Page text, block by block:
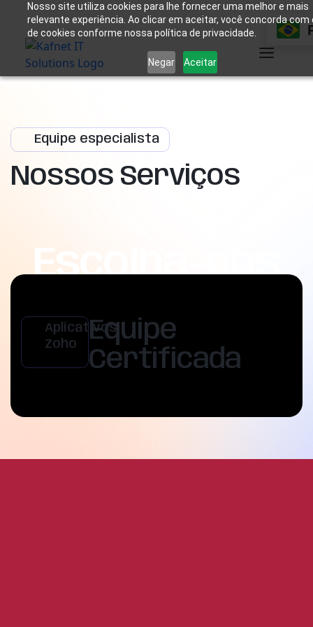
Nosso site utiliza cookies para lhe fornecer uma melhor e mais
relevante experiência. Ao clicar em aceitar, você concorda com
de cookies conforme nossa política de privacidade.
Negar Aceitar
Equipe especialista
Nossos Serviços
Escolha-nos
Aplicativos
Zoho
Equipe
Certificada